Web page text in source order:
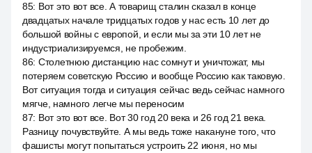
85: Вот это вот все. А товарищ сталин сказал в конце
двадцатых начале тридцатых годов у нас есть 10 лет до
большой войны с европой, и если мы за эти 10 лет не
индустриализируемся, не пробежим.
86: Столетнюю дистанцию нас сомнут и уничтожат, мы
потеряем советскую Россию и вообще Россию как таковую.
Вот ситуация тогда и ситуация сейчас ведь сейчас намного
мягче, намного легче мы переносим
87: Вот это вот все. Вот 30 год 20 века и 26 год 21 века.
Разницу почувствуйте. А мы ведь тоже накануне того, что
фашисты могут попытаться устроить 22 июня, но мы